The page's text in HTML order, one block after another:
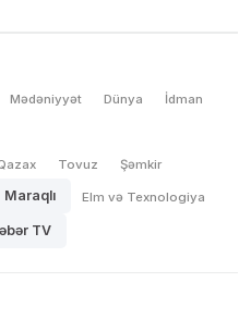
Mədəniyyət Dünya İdman
Tovuz Şəmkir
Maraqlı Elm və Texnologiya
TV